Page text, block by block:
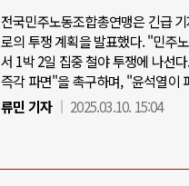
전국민주노동조합총연맹은 긴급
로의 투쟁 계획을 발표했다. "민주
서 1박 2일 집중 철야 투쟁에 나선
즉각 파면"을 촉구하며, "윤석열이
류민 기자
2025.03.10. 15:04